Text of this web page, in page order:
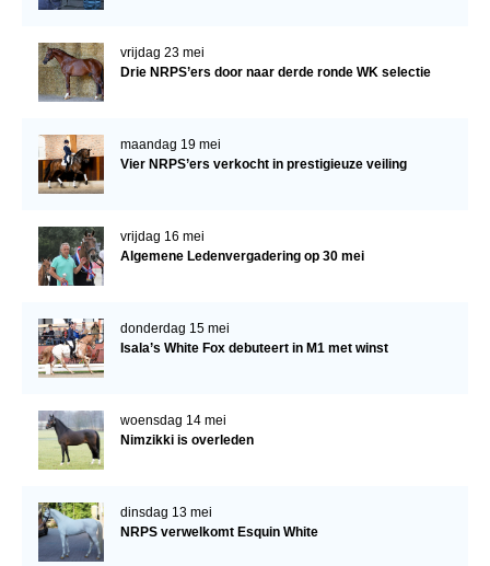
vrijdag 23 mei
Drie NRPS’ers door naar derde ronde WK selectie
maandag 19 mei
Vier NRPS’ers verkocht in prestigieuze veiling
vrijdag 16 mei
Algemene Ledenvergadering op 30 mei
donderdag 15 mei
Isala’s White Fox debuteert in M1 met winst
woensdag 14 mei
Nimzikki is overleden
dinsdag 13 mei
NRPS verwelkomt Esquin White